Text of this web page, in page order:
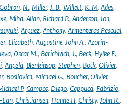
Gobron, N., Miller, J. B., Willett, K. M, Ades,
, Miha, Allan, Richard P., Anderson, Joh,
, Arguez, Anthony, Armenteras Pascual,
, Elizabeth, Augustine, John A., Azorin-
, Oscar M., Barichivich, J., Beck, Hylke E.,
, Angela, Blenkinsop, Stephen, Bock, Olivier,
, Bosilovich, Michael G., Boucher, Olivier,
P, Campos, Diego, Cappucci, Fabrizio,
Lan, Christiansen, Hanne H, Christy, John R.,